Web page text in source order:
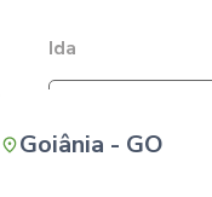
Ida
Goiânia - GO